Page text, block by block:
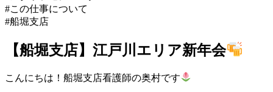
#この仕事について
#船堀支店
【船堀支店】江戸川エリア新年会
こんにちは！船堀支店看護師の奥村です